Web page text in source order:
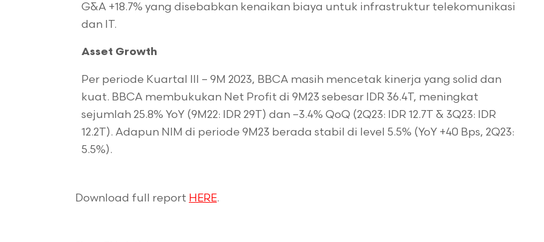
G&A +18.7% yang disebabkan kenaikan biaya untuk infrastruktur telekomunikasi
dan IT.
Asset Growth
Per periode Kuartal III – 9M 2023, BBCA masih mencetak kinerja yang solid dan
kuat. BBCA membukukan Net Profit di 9M23 sebesar IDR 36.4T, meningkat
sejumlah 25.8% YoY (9M22: IDR 29T) dan –3.4% QoQ (2Q23: IDR 12.7T & 3Q23: IDR
12.2T). Adapun NIM di periode 9M23 berada stabil di level 5.5% (YoY +40 Bps, 2Q23:
5.5%).
Download full report HERE.